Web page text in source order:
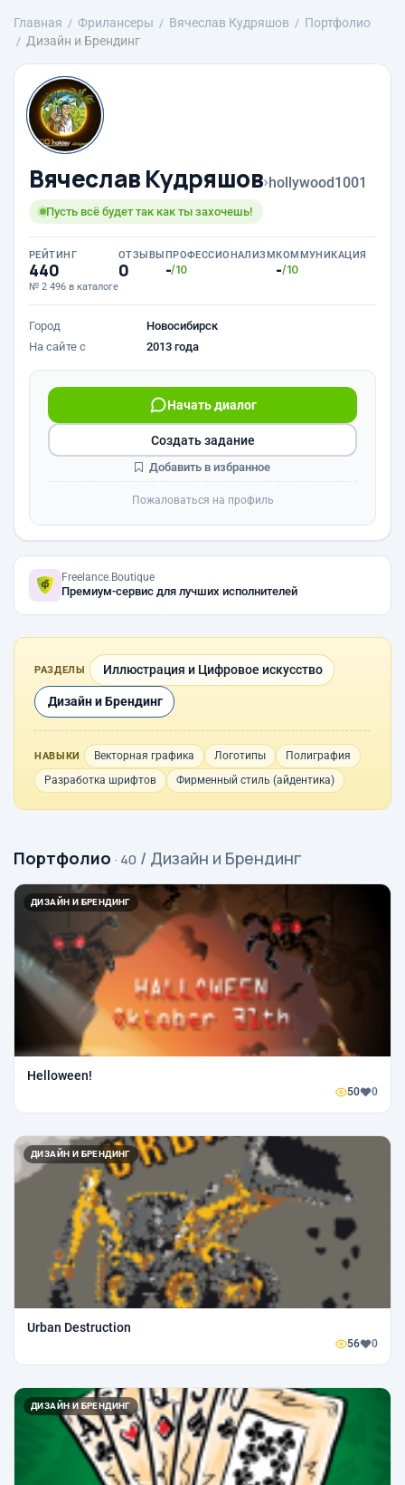
Главная Фрилансеры Вячеслав Кудряшов
Портфолио
Дизайн и Брендинг
Вячеслав Кудряшов›hollywood1001
Пусть всё будет так как ты захочешь!
РЕЙТИНГ
440
№ 2 496 в каталоге
ОТЗЫВЫ
0
ПРОФЕССИОНАЛИЗМ
-/10
КОММУНИКАЦИЯ
-/10
Город
Новосибирск
На сайте с
2013 года
Начать диалог
Создать задание
Добавить в избранное
Пожаловаться на профиль
Freelance.Boutique
Премиум-сервис для лучших исполнителей
РАЗДЕЛЫ Иллюстрация и Цифровое искусство
Дизайн и Брендинг
НАВЫКИ Векторная графика Логотипы
Полиграфия
Разработка шрифтов
Фирменный стиль (айдентика)
Портфолио · 40 / Дизайн и Брендинг
ДИЗАЙН И БРЕНДИНГ
Helloween!
50 0
ДИЗАЙН И БРЕНДИНГ
Urban Destruction
56 0
ДИЗАЙН И БРЕНДИНГ